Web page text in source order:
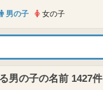
男の子 女の子
男の子の名前 1427件